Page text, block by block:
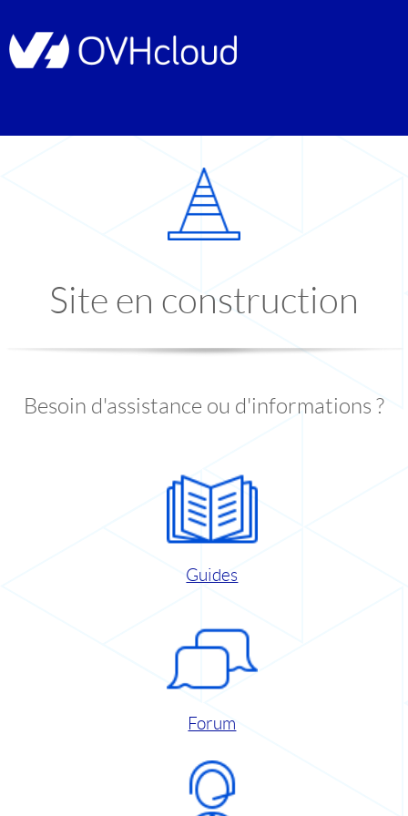
Site en construction
Besoin d'assistance ou d'informations ?
Guides
Forum